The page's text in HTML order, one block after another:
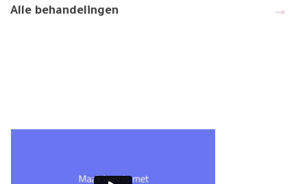
Alle behandelingen